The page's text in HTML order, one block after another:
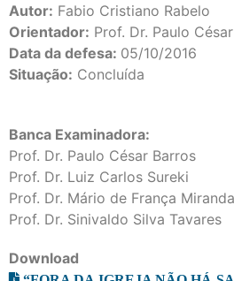
Autor: Fabio Cristiano Rabelo
Orientador: Prof. Dr. Paulo
Data da defesa: 05/10/2016
Situação: Concluída
Banca Examinadora:
Prof. Dr. Paulo César Barros
Prof. Dr. Luiz Carlos Sureki
Prof. Dr. Mário de França Miranda
Prof. Dr. Sinivaldo Silva Tavares
Download